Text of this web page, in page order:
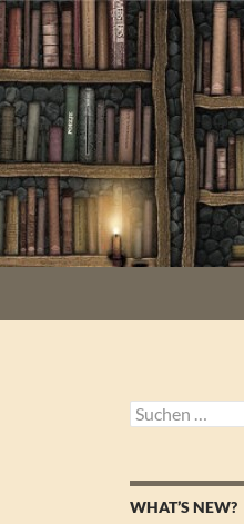
Suchen
nach:
WHAT’S NEW?